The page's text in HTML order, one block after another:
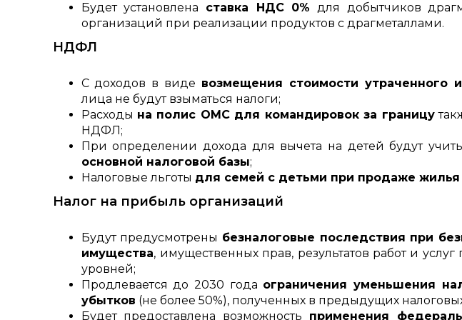
Будет установлена ставка НДС 0% для добытчиков
организаций при реализации продуктов с драгметаллами.
НДФЛ
С доходов в виде возмещения стоимости утраченного
лица не будут взыматься налоги;
Расходы на полис ОМС для командировок за границу
НДФЛ;
При определении дохода для вычета на детей будут
основной налоговой базы;
Налоговые льготы для семей с детьми при продаже жилья
Налог на прибыль организаций
Будут предусмотрены безналоговые последствия при
имущества, имущественных прав, результатов работ и услуг
уровней;
Продлевается до 2030 года ограничения уменьшения
убытков (не более 50%), полученных в предыдущих
Будет предоставлена возможность применения